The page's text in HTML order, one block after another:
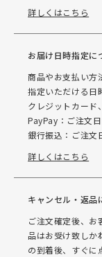
詳しくはこちら
お届け日時指定に
商品やお支払い方
指定いただける日
クレジットカー
PayPay：ご注文
銀行振込：ご注
詳しくはこちら
キャンセル・返品
ご注文確定後、
品はお受け致しか
の到着後、すぐに